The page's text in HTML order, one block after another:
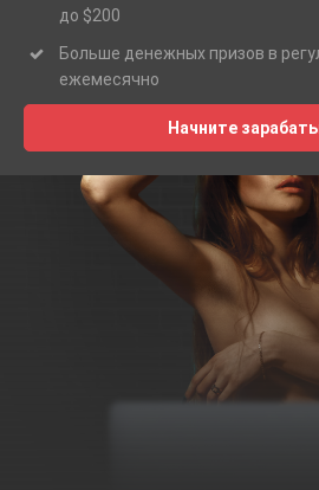
до $200
Больше денежных призов в
ежемесячно
Начните